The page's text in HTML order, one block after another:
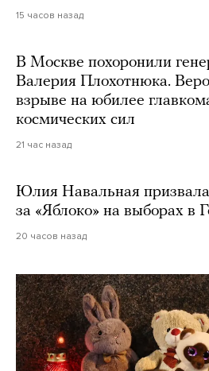
15 часов назад
В Москве похоронили
Валерия Плохотнюка.
взрыве на юбилее
космических сил
21 час назад
Юлия Навальная призвала
за «Яблоко» на выборах в
20 часов назад